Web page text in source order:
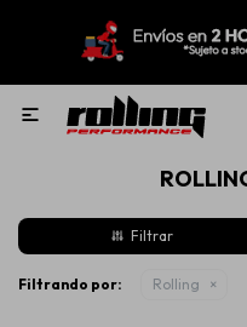

Filtrando por: Rolling
Nuevo!
Llantas